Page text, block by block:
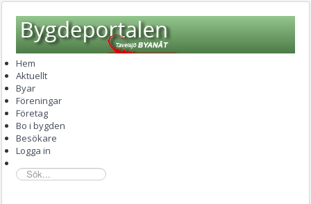
Hem
Aktuellt
Byar
Föreningar
Företag
Bo i bygden
Besökare
Logga in
sök...